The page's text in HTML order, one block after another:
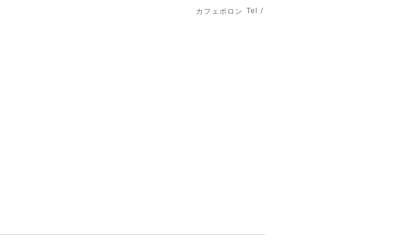
カフェポロン Tel /